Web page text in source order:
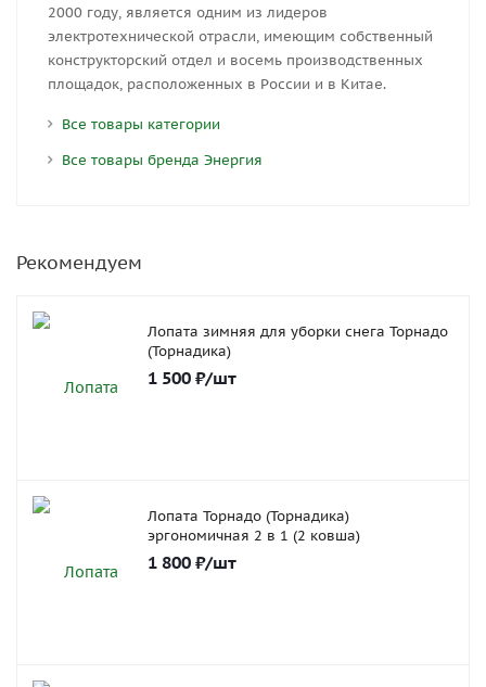
2000 году, является одним из лидеров
электротехнической отрасли, имеющим собственный
конструкторский отдел и восемь производственных
площадок, расположенных в России и в Китае.
Все товары категории
Все товары бренда Энергия
Рекомендуем
Лопата зимняя для уборки снега Торнадо
(Торнадика)
1 500 ₽/шт
Лопата Торнадо (Торнадика)
эргономичная 2 в 1 (2 ковша)
1 800 ₽/шт